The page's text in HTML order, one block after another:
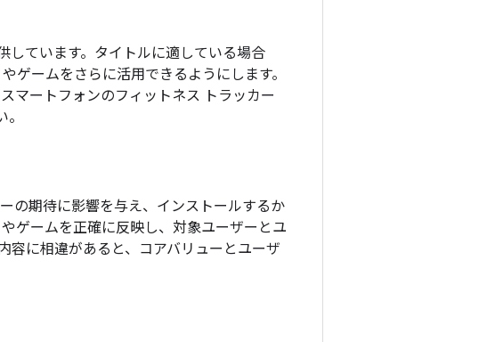
しています。タイトルに適している場合
ゲームをさらに活用できるようにします。
マートフォンのフィットネス トラッカー
の期待に影響を与え、インストールするか
ゲームを正確に反映し、対象ユーザーとユ
容に相違があると、コアバリューとユーザ